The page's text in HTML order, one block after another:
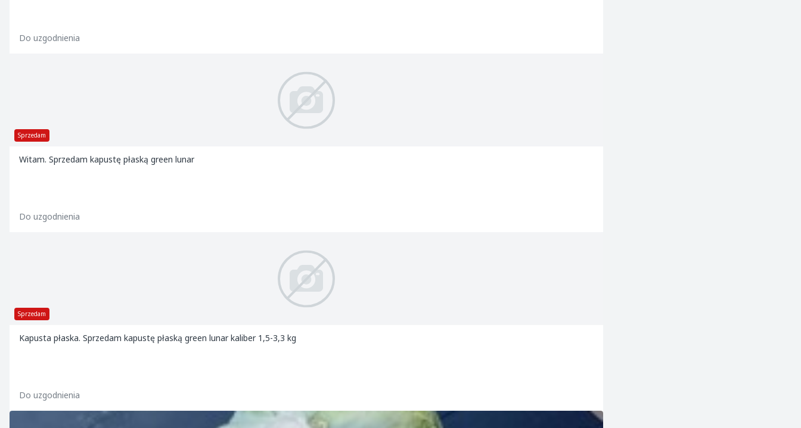
Do uzgodnienia
Sprzedam
Witam. Sprzedam kapustę płaską green lunar
Do uzgodnienia
Sprzedam
Kapusta płaska. Sprzedam kapustę płaską green lunar kaliber 1,5-3,3 kg
Do uzgodnienia